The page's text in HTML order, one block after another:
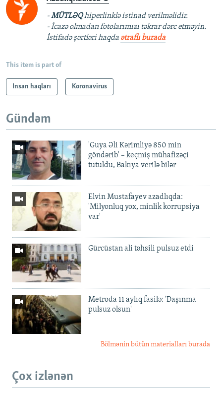
-MÜTLƏQhiperlinklə istinad verilməlidir.
- İcazə olmadan fotolarımızı təkrar dərc etməyin.
İstifadə şərtləri haqda ətraflı burada
This item is part of
Insan haqları Koronavirus
Gündəm
'Guya Əli Kərimliyə 850 min
göndərib' – keçmiş mühafizəçi
tutuldu, Bakıya verilə bilər
Elvin Mustafayev azadlıqda:
'Milyonluq yox, minlik korrupsiya
var'
Gürcüstan ali təhsili pulsuz etdi
Metroda 11 aylıq fasilə: 'Daşınma
pulsuz olsun'
Bölmənin bütün materialları burada
Çox izlənən